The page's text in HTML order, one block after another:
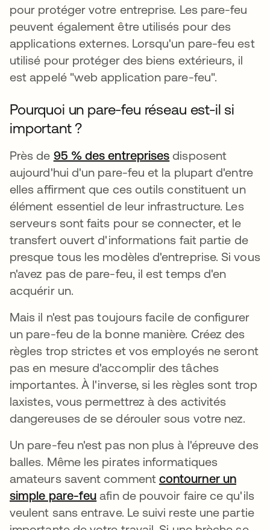
pour protéger votre entreprise. Les pare-feu
peuvent également être utilisés pour des
applications externes. Lorsqu'un pare-feu est
utilisé pour protéger des biens extérieurs, il
est appelé "web application pare-feu".
Pourquoi un pare-feu réseau est-il si
important ?
Près de 95 % des entreprises disposent
aujourd'hui d'un pare-feu et la plupart d'entre
elles affirment que ces outils constituent un
élément essentiel de leur infrastructure. Les
serveurs sont faits pour se connecter, et le
transfert ouvert d'informations fait partie de
presque tous les modèles d'entreprise. Si vous
n'avez pas de pare-feu, il est temps d'en
acquérir un.
Mais il n'est pas toujours facile de configurer
un pare-feu de la bonne manière. Créez des
règles trop strictes et vos employés ne seront
pas en mesure d'accomplir des tâches
importantes. À l'inverse, si les règles sont trop
laxistes, vous permettrez à des activités
dangereuses de se dérouler sous votre nez.
Un pare-feu n'est pas non plus à l'épreuve des
balles. Même les pirates informatiques
amateurs savent comment contourner un
simple pare-feu afin de pouvoir faire ce qu'ils
veulent sans entrave. Le suivi reste une partie